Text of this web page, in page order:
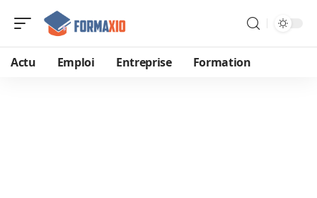
Actu Emploi Entreprise Formation